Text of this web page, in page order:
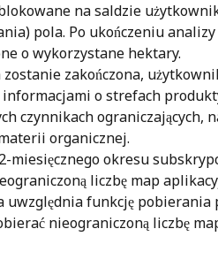
na saldzie
pola. Po ukończeniu
o wykorzystane hektary.
zostanie zakończona,
o strefach
czynnikach ograniczających,
organicznej.
miesięcznego okresu
liczbę map
uwzględnia funkcję pobierania
nieograniczoną liczbę